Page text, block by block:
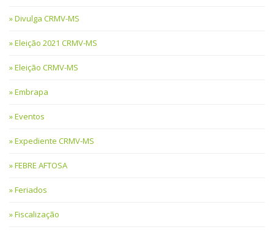
Divulga CRMV-MS
Eleição 2021 CRMV-MS
Eleição CRMV-MS
Embrapa
Eventos
Expediente CRMV-MS
FEBRE AFTOSA
Feriados
Fiscalização